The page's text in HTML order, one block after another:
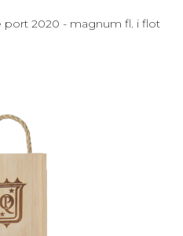
port 2020 - magnum fl. i flot